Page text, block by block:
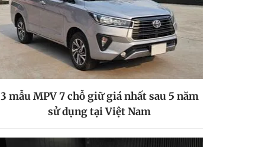
3 mẫu MPV 7 chỗ giữ giá nhất sau 5 năm
sử dụng tại Việt Nam